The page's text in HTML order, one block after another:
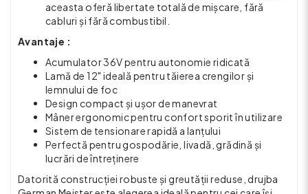
aceasta oferă libertate totală de mișcare, fără
cabluri și fără combustibil.
Avantaje :
Acumulator 36V pentru autonomie ridicată
Lamă de 12" ideală pentru tăierea crengilor și
lemnului de foc
Design compact și ușor de manevrat
Mâner ergonomic pentru confort sporit în utilizare
Sistem de tensionare rapidă a lanțului
Perfectă pentru gospodărie, livadă, grădină și
lucrări de întreținere
Datorită construcției robuste și greutății reduse, drujba